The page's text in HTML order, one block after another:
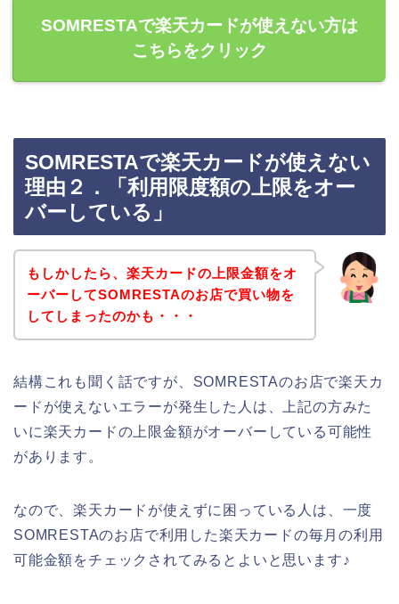
SOMRESTAで楽天カードが使えない方は
こちらをクリック
SOMRESTAで楽天カードが使えない
理由２．「利用限度額の上限をオー
バーしている」
もしかしたら、楽天カードの上限金額をオ
ーバーしてSOMRESTAのお店で買い物を
してしまったのかも・・・
結構これも聞く話ですが、SOMRESTAのお店で楽天カ
ードが使えないエラーが発生した人は、上記の方みた
いに楽天カードの上限金額がオーバーしている可能性
があります。
なので、楽天カードが使えずに困っている人は、一度
SOMRESTAのお店で利用した楽天カードの毎月の利用
可能金額をチェックされてみるとよいと思います♪